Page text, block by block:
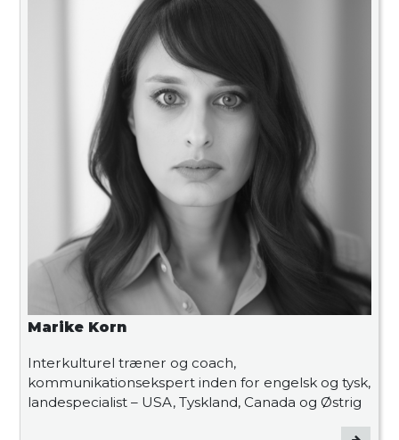
Marike Korn
Interkulturel træner og coach,
kommunikationsekspert inden for engelsk og tysk,
landespecialist – USA, Tyskland, Canada og Østrig